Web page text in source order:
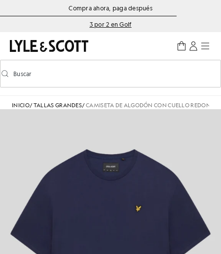
Saltar al contenido principal
Información de accesibilidadCompra ahora, paga después
3 por 2 en Golf
Activar/desactivar la búsqueda predictiva
Buscar
INICIO/TALLAS GRANDES/CAMISETA DE ALGODÓN CON CUELLO REDONDO